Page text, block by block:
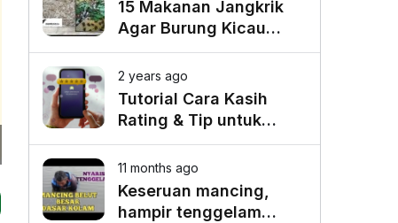
15 Makanan Jangkrik
Agar Burung Kicau
Tampil Maksimal
2 years ago
Tutorial Cara Kasih
Rating & Tip untuk
Driver Lalamove Ride
11 months ago
Keseruan mancing,
hampir tenggelam